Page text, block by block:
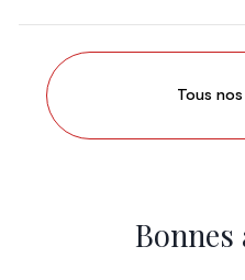
Tous
Bonnes